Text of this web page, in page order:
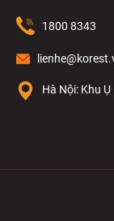
1800 8343
Hà Nội: Khu